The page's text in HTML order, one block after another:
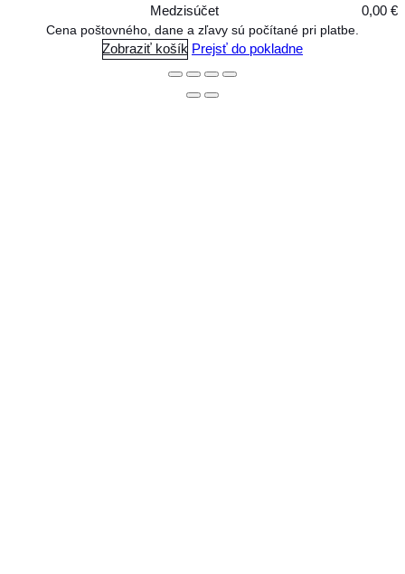
Produkty
Medzisúčet
0,00 €
Cena poštovného, dane a zľavy sú počítané pri platbe.
Zobraziť košík Prejsť do pokladne